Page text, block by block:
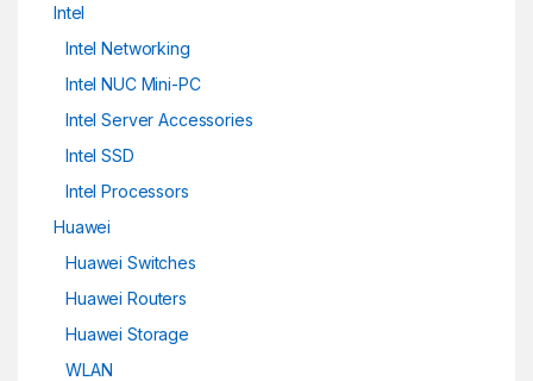
Intel
Intel Networking
Intel NUC Mini-PC
Intel Server Accessories
Intel SSD
Intel Processors
Huawei
Huawei Switches
Huawei Routers
Huawei Storage
WLAN